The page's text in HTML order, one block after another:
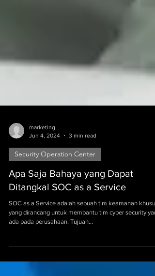
marketing
Jun 4, 2024
3 min read
Security Operation Center
Ditangkal SOC as a Service
SOC as a Service adalah sebuah tim keamanan khusus
ada pada perusahaan. Tujuan...